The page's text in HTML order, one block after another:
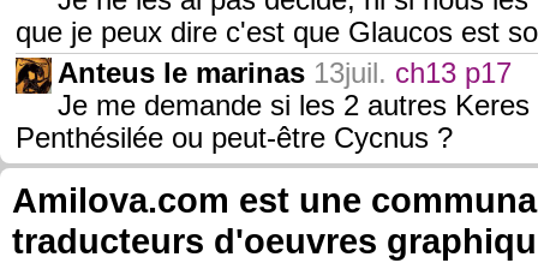
que je peux dire c'est que Glaucos est
Anteus le marinas 13juil. ch13 p17
Je me demande si les 2 autres
Penthésilée ou peut-être Cycnus ?
Amilova.com est une
traducteurs d'oeuvres